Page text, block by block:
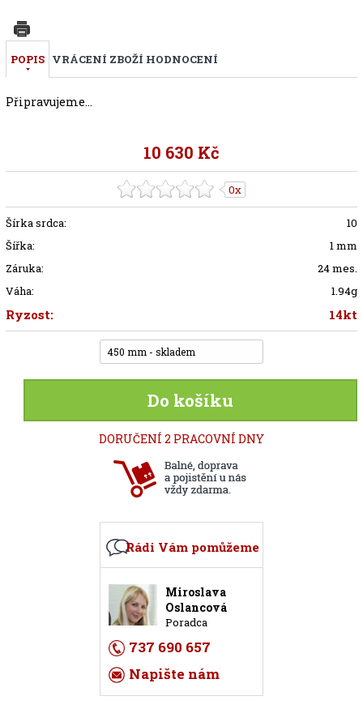
POPIS VRÁCENÍ ZBOŽÍ HODNOCENÍ
Připravujeme...
10 630 Kč
0x
Šírka srdca:
10
Šířka:
1 mm
Záruka:
24 mes.
Váha:
1.94g
Ryzost: 14kt
450 mm - skladem
Do košíku
DORUČENÍ 2 PRACOVNÍ DNY
Rádi Vám pomůžeme
Miroslava
Oslancová
Poradca
737 690 657
Napište nám